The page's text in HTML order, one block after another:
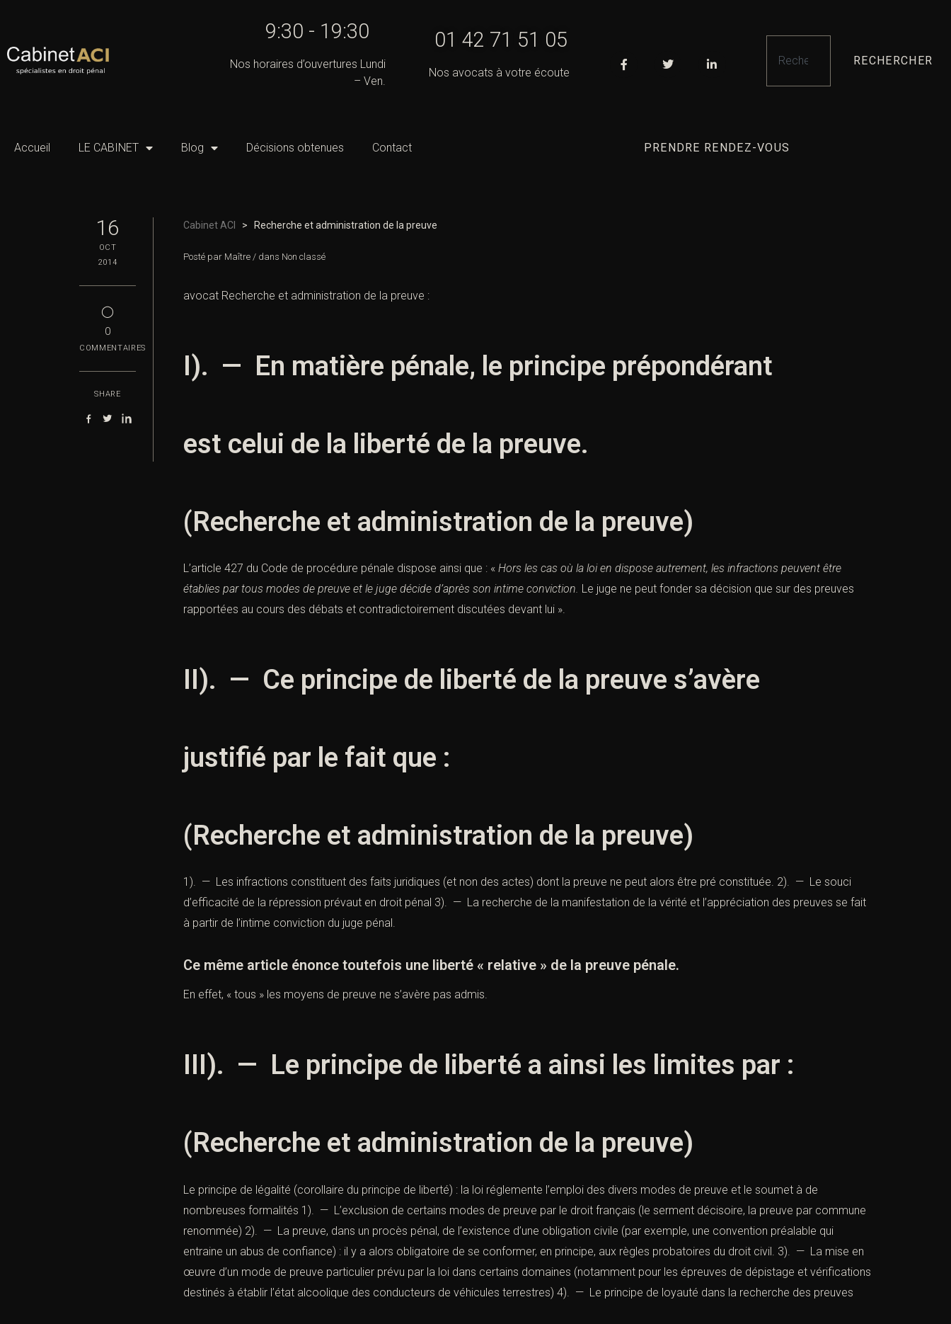
9:30 - 19:30
Nos horaires d’ouvertures Lundi
– Ven.
01 42 71 51 05
Nos avocats à votre écoute
RECHERCHER
Accueil LE CABINET Blog Décisions obtenues Contact PRENDRE RENDEZ-VOUS
16
OCT
2014
◯
0
COMMENTAIRES
SHARE
Cabinet ACI > Recherche et administration de la preuve
Posté par Maître / dans Non classé
avocat Recherche et administration de la preuve :
I). — En matière pénale, le principe prépondérant
est celui de la liberté de la preuve.
(Recherche et administration de la preuve)
L’article 427 du Code de procédure pénale dispose ainsi que : « Hors les cas où la loi en dispose autrement, les infractions peuvent être
établies partous modes de preuve et le juge décide d’après son intime conviction. Le juge ne peut fonder sa décision que sur des preuves
rapportées au cours des débats et contradictoirement discutées devant lui ».
II). — Ce principe de liberté de la preuve s’avère
justifié par le fait que :
(Recherche et administration de la preuve)
1). — Les infractions constituent des faits juridiques (et non des actes) dont la preuve ne peut alors être pré constituée. 2). — Le souci
d’efficacité de la répression prévaut en droit pénal 3). — La recherche de la manifestation de la vérité et l’appréciation des preuves se fait
à partir de l’intime conviction du juge pénal.
Ce même article énonce toutefois une liberté « relative » de la preuve pénale.
En effet, « tous » les moyens de preuve ne s’avère pas admis.
III). — Le principe de liberté a ainsi les limites par :
(Recherche et administration de la preuve)
Le principe de légalité (corollaire du principe de liberté) : la loi réglemente l’emploi des divers modes de preuve et le soumet à de
nombreuses formalités 1). — L’exclusion de certains modes de preuve par le droit français (le serment décisoire, la preuve par commune
renommée) 2). — La preuve, dans un procès pénal, de l’existence d’une obligation civile (par exemple, une convention préalable qui
entraine un abus de confiance) : il y a alors obligatoire de se conformer, en principe, aux règles probatoires du droit civil. 3). — La mise en
œuvre d’un mode de preuve particulier prévu par la loi dans certains domaines (notamment pour les épreuves de dépistage et vérifications
destinés à établir l’état alcoolique des conducteurs de véhicules terrestres) 4). — Le principe de loyauté dans la recherche des preuves